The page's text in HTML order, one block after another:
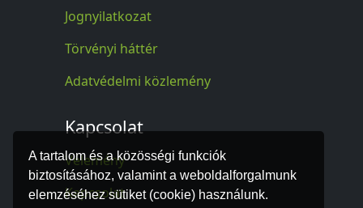
A tartalom és a közösségi funkciók
biztosításához, valamint a weboldalforgalmunk
elemzéséhez sütiket (cookie) használunk.
Jognyilatkozat
Törvényi háttér
Adatvédelmi közlemény
Kapcsolat
Vélemény
Kapcsolat